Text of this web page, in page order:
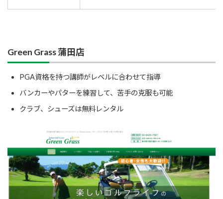
Green Grass 蒲田店
PGA資格を持つ講師がレベルに合わせて指導
バンカーやパターを練習して、苦手の克服も可能
クラブ、シューズは無料レンタル